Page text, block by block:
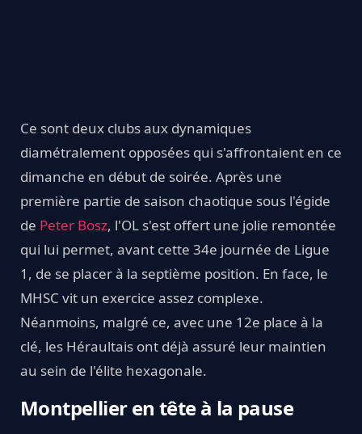
Ce sont deux clubs aux dynamiques
diamétralement opposées qui s'affrontaient en ce
dimanche en début de soirée. Après une
première partie de saison chaotique sous l'égide
de Peter Bosz, l'OL s'est offert une jolie remontée
qui lui permet, avant cette 34e journée de Ligue
1, de se placer à la septième position. En face, le
MHSC vit un exercice assez complexe.
Néanmoins, malgré ce, avec une 12e place à la
clé, les Héraultais ont déjà assuré leur maintien
au sein de l'élite hexagonale.
Montpellier en tête à la pause